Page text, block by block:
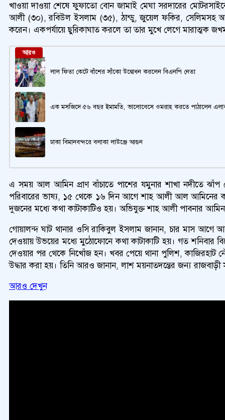
খাওয়া দাওয়া শেষে ফুফাতো বোন জামাই মেঘা সরদারের
আলী (৩০), রবিউল ইসলাম (৩৫), ঠান্ডু, জুয়েল ফকির, সেলিমসহ
করেন। একপর্যায়ে ছুরিকাঘাত করলে তা তার মুখে লেগে মারাত্মক
আরও
লাল ফিতা কেটে বাঁশের সাঁকো উদ্বোধন করলেন বিএনপি নেতা
এক মসজিদে ৫৬ বছর ইমামতি, ভালোবেসে ওমরাহ করতে পাঠালেন
ঢাকা বিমানবন্দরে বলাকা লাউঞ্জে আগুন
এ সময় আল আমিন প্রাণ বাঁচাতে পাশের যমুনার শাখা নদীতে ঝাঁপ
পরিবারের ভাষ্য, ১৫ থেকে ১৬ দিন আগে শাহ আলী আল আমিনের
দুজনের মধ্যে কথা কাটাকাটিও হয়। অভিযুক্ত শাহ আলী পাবনার
গোয়ালন্দ ঘাট থানার ওসি রাকিবুল ইসলাম জানান, চার মাস
দেওয়ায় উভয়ের মধ্যে মুঠোফোনে কথা কাটাকাটি হয়। গত শনিবার
দেওয়ার পর থেকে নিখোঁজ হন। খবর পেয়ে থানা পুলিশ, কাজিরহাট
উদ্ধার করা হয়। তিনি আরও জানান, লাশ ময়নাতদন্তের জন্য রাজবাড়ী
আরও দেখুন